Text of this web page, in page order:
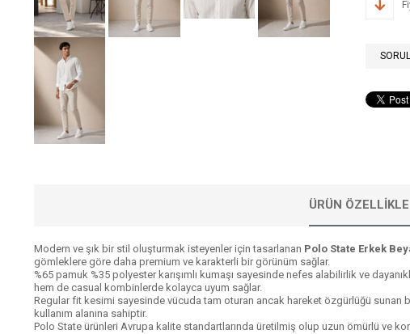
ÜRÜN
Modern ve şık bir stil oluşturmak isteyenler için tasarlanan Polo State Erkek
gömleklere göre daha premium ve karakterli bir görünüm sağlar.
%65 pamuk %35 polyester karışımlı kumaşı sayesinde nefes alabilirlik ve
hem de casual kombinlerde kolayca uyum sağlar.
Regular fit kesimi sayesinde vücuda tam oturan ancak hareket özgürlüğü sunan
kullanım alanına sahiptir.
Polo State ürünleri Avrupa kalite standartlarında üretilmiş olup uzun ömürlü ve